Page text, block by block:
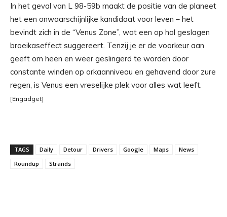
In het geval van L 98-59b maakt de positie van de planeet
het een onwaarschijnlijke kandidaat voor leven – het
bevindt zich in de “Venus Zone”, wat een op hol geslagen
broeikaseffect suggereert. Tenzij je er de voorkeur aan
geeft om heen en weer geslingerd te worden door
constante winden op orkaanniveau en gehavend door zure
regen, is Venus een vreselijke plek voor alles wat leeft.
[Engadget]
TAGS Daily Detour Drivers Google Maps
News
Roundup
Strands